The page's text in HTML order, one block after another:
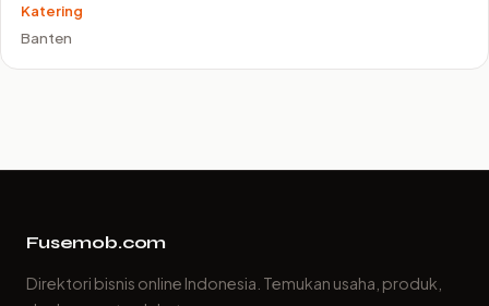
Katering
Banten
Fusemob.com
Direktori bisnis online Indonesia. Temukan usaha, produk,